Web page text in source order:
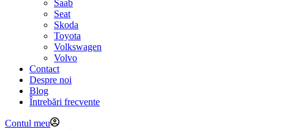
Saab
Seat
Skoda
Toyota
Volkswagen
Volvo
Contact
Despre noi
Blog
Întrebări frecvente
Contul meu